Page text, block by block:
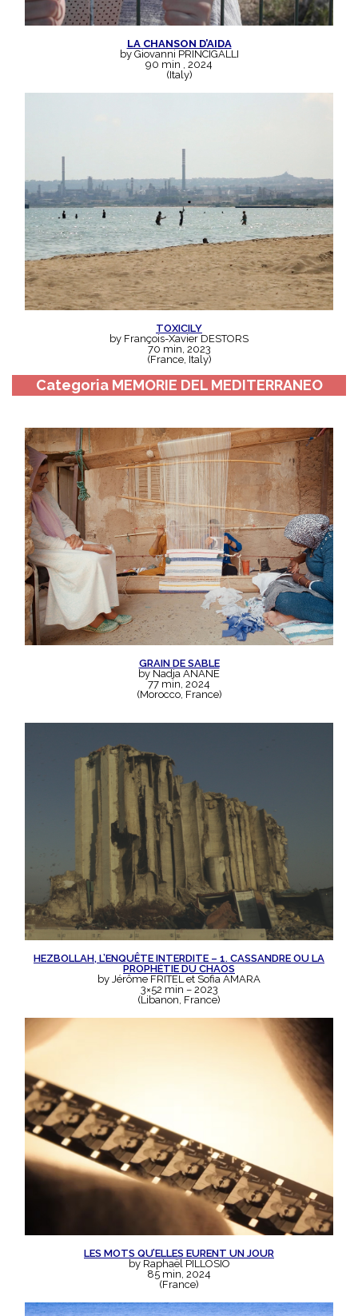
LA CHANSON D’AIDA
by Giovanni PRINCIGALLI
90 min , 2024
(Italy)
TOXICILY
by François-Xavier DESTORS
70 min, 2023
(France, Italy)
Categoria MEMORIE DEL MEDITERRANEO
GRAIN DE SABLE
by Nadja ANANE
77 min, 2024
(Morocco, France)
HEZBOLLAH, L’ENQUÊTE INTERDITE – 1. CASSANDRE OU LA
PROPHÉTIE DU CHAOS
by Jérôme FRITEL et Sofia AMARA
3×52 min – 2023
(Libanon, France)
LES MOTS QU’ELLES EURENT UN JOUR
by Raphaël PILLOSIO
85 min, 2024
(France)